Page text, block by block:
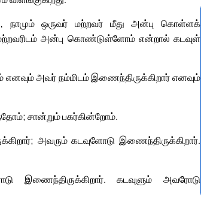
நாமும் ஒருவர் மற்றவர் மீது அன்பு கொள்ளக்
அன்பு கொண்டுள்ளோம் என்றால் கடவுள்
அவர் நம்மிடம் இணைந்திருக்கிறார் எனவும்
சான்றும் பகர்கின்றோம்.
அவரும் கடவுளோடு இணைந்திருக்கிறார்.
இணைந்திருக்கிறார். கடவுளும் அவரோடு